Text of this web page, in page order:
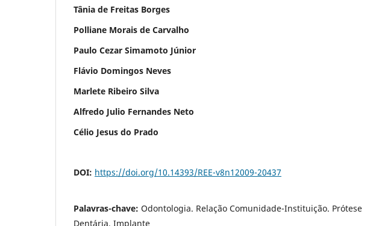
Tânia de Freitas Borges
Polliane Morais de Carvalho
Paulo Cezar Simamoto Júnior
Flávio Domingos Neves
Marlete Ribeiro Silva
Alfredo Julio Fernandes Neto
Célio Jesus do Prado
DOI: https://doi.org/10.14393/REE-v8n12009-20437
Palavras-chave: Odontologia. Relação Comunidade-Instituição. Prótese
Dentária. Implante